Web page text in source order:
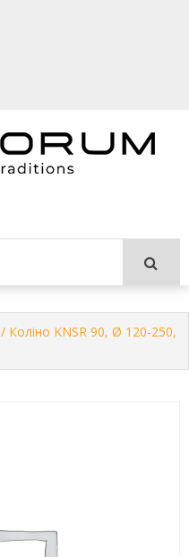
/ Коліно KNSR 90, Ø 120-250,